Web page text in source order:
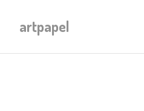
artpapel